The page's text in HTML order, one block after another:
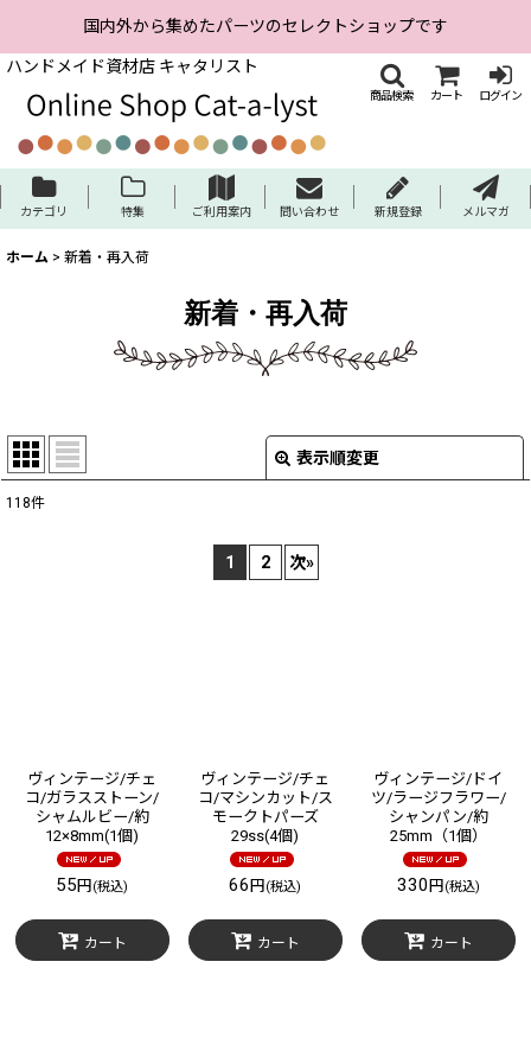
国内外から集めたパーツのセレクトショップです
ハンドメイド資材店 キャタリスト
商品検索 カート ログイン
カテゴリ 特集 ご利用案内 問い合わせ 新規登録 メルマガ
ホーム > 新着・再入荷
新着・再入荷
表示順変更
118件
1 2 次»
ヴィンテージ/チェ
コ/ガラスストーン/
シャムルビー/約
12×8mm(1個)
55円 (税込)
カート
ヴィンテージ/チェ
コ/マシンカット/ス
モークトパーズ
29ss(4個)
66円 (税込)
カート
ヴィンテージ/ドイ
ツ/ラージフラワー/
シャンパン/約
25mm（1個）
330 円 (税込)
カート